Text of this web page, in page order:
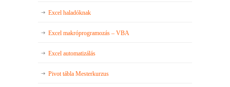
Excel haladóknak
Excel makróprogramozás – VBA
Excel automatizálás
Pivot tábla Mesterkurzus